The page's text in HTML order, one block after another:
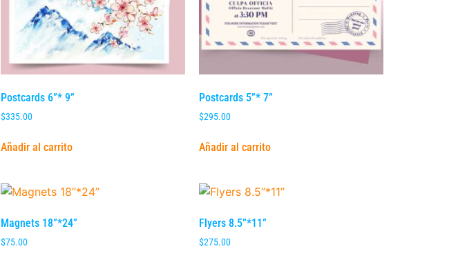
Postcards 6”* 9”
$335.00
Añadir al carrito
Postcards 5”* 7”
$295.00
Añadir al carrito
Magnets 18”*24”
$75.00
Flyers 8.5”*11”
$275.00